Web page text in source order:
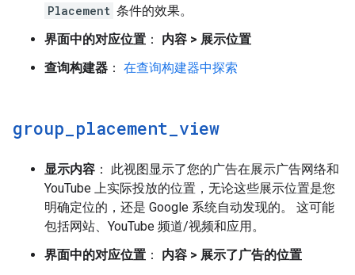
Placement 条件的效果。
界面中的对应位置 ： 内容 > 展示位置
查询构建器 ： 在查询构建器中探索
group placement view
显示内容 ： 此视图显示了您的广告在展示广告网络和
YouTube 上实际投放的位置，无论这些展示位置是您
明确定位的，还是 Google 系统自动发现的。 这可能
包括网站、YouTube 频道/视频和应用。
界面中的对应位置 ： 内容 > 展示了广告的位置